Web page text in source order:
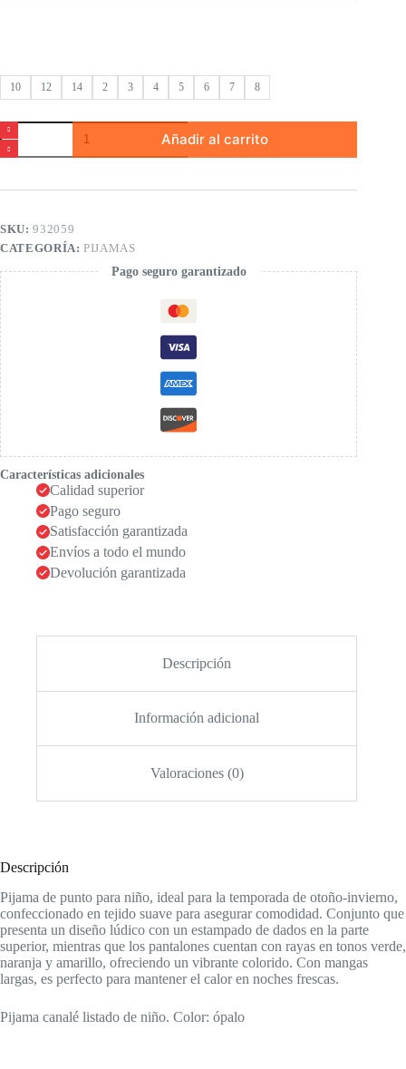
10 12 14 2 3 4 5 6 7 8
Pijama
canalé
listado
niño
Añadir al carrito
SKU:932059
CATEGORÍA:PIJAMAS
Pago seguro garantizado
Características adicionales
Calidad superior
Pago seguro
Satisfacción garantizada
Envíos a todo el mundo
Devolución garantizada
Descripción
Información adicional
Valoraciones (0)
Descripción
Pijama de punto para niño, ideal para la temporada de otoño-invierno,
confeccionado en tejido suave para asegurar comodidad. Conjunto que
presenta un diseño lúdico con un estampado de dados en la parte
superior, mientras que los pantalones cuentan con rayas en tonos verde,
naranja y amarillo, ofreciendo un vibrante colorido. Con mangas
largas, es perfecto para mantener el calor en noches frescas.
Pijama canalé listado de niño. Color: ópalo